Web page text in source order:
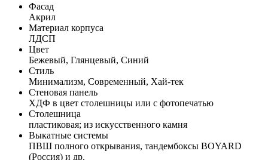
Фасад
Акрил
Материал корпуса
ЛДСП
Цвет
Бежевый, Глянцевый, Синий
Стиль
Минимализм, Современный, Хай-тек
Стеновая панель
ХДФ в цвет столешницы или с фотопечатью
Столешница
пластиковая; из искусственного камня
Выкатные системы
ПВШ полного открывания, тандембоксы BOYARD
(Россия) и др.